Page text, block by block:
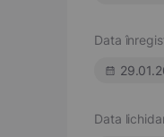
Data
Data